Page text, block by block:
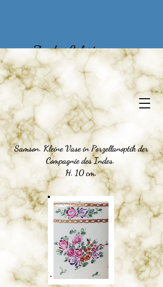
Zu den Schätzen
vergangener Zeiten
Samson. Kleine Vase in Porzellanoptik der
Compagnie des Indes.
H. 10 cm.